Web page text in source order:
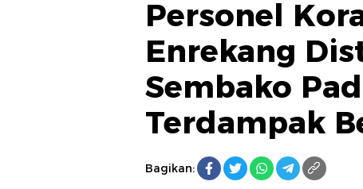
Personel
Enrekang
Sembako
Terdampak
Bagikan: